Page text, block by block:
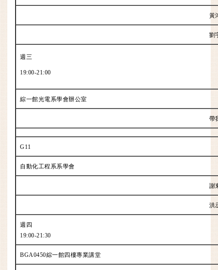
黃
劉
週三
19:00-21:00
綜一館光電系學會辦公室
帶
G11
自動化工程系系學會
謝
洪
週四
19:00-21:30
BGA0450綜一館四樓專業講堂